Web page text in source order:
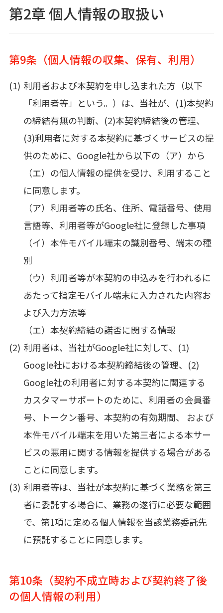
第2章 個人情報の取扱い
第9条（個人情報の収集、保有、利用）
利用者および本契約を申し込まれた方（以下
「利用者等」という。）は、当社が、(1)本契約
の締結有無の判断、(2)本契約締結後の管理、
(3)利用者に対する本契約に基づくサービスの提
供のために、Google社から以下の（ア）から
（エ）の個人情報の提供を受け、利用すること
に同意します。
（ア）利用者等の氏名、住所、電話番号、使用
言語等、利用者等がGoogle社に登録した事項
（イ）本件モバイル端末の識別番号、端末の種
別
（ウ）利用者等が本契約の申込みを行われるに
あたって指定モバイル端末に入力された内容お
よび入力方法等
（エ）本契約締結の諾否に関する情報
利用者は、当社がGoogle社に対して、(1)
Google社における本契約締結後の管理、(2)
Google社の利用者に対する本契約に関連する
カスタマーサポートのために、利用者の会員番
号、トークン番号、本契約の有効期間、 および
本件モバイル端末を用いた第三者による本サー
ビスの悪用に関する情報を提供する場合がある
ことに同意します。
利用者等は、当社が本契約に基づく業務を第三
者に委託する場合に、業務の遂行に必要な範囲
で、第1項に定める個人情報を当該業務委託先
に預託することに同意します。
第10条（契約不成立時および契約終了後
の個人情報の利用）